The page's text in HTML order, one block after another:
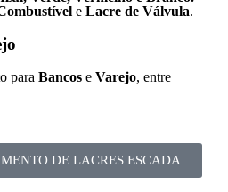
e Lacre de Válvula.
para Bancos e Varejo, entre
DE LACRES ESCADA